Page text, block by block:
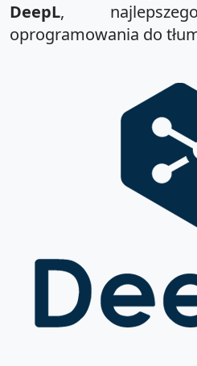
DeepL,
oprogramowania do